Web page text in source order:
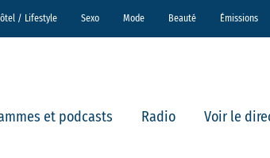
/ Lifestyle Sexo Mode Beauté Émissions
et podcasts Radio Voir le